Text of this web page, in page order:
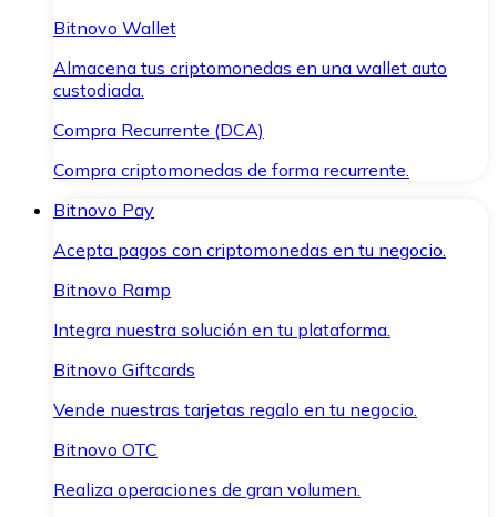
Bitnovo Wallet
Almacena tus criptomonedas en una wallet auto
custodiada.
Compra Recurrente (DCA)
Compra criptomonedas de forma recurrente.
Bitnovo Pay
Acepta pagos con criptomonedas en tu negocio.
Bitnovo Ramp
Integra nuestra solución en tu plataforma.
Bitnovo Giftcards
Vende nuestras tarjetas regalo en tu negocio.
Bitnovo OTC
Realiza operaciones de gran volumen.